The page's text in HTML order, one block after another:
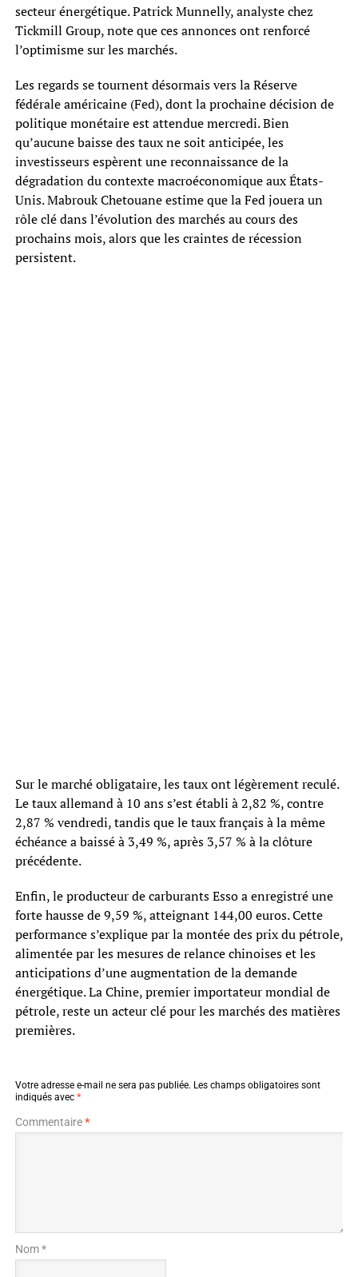
secteur énergétique. Patrick Munnelly, analyste chez
Tickmill Group, note que ces annonces ont renforcé
l’optimisme sur les marchés.
Les regards se tournent désormais vers la Réserve
fédérale américaine (Fed), dont la prochaine décision de
politique monétaire est attendue mercredi. Bien
qu’aucune baisse des taux ne soit anticipée, les
investisseurs espèrent une reconnaissance de la
dégradation du contexte macroéconomique aux États-
Unis. Mabrouk Chetouane estime que la Fed jouera un
rôle clé dans l’évolution des marchés au cours des
prochains mois, alors que les craintes de récession
persistent.
Sur le marché obligataire, les taux ont légèrement reculé.
Le taux allemand à 10 ans s’est établi à 2,82 %, contre
2,87 % vendredi, tandis que le taux français à la même
échéance a baissé à 3,49 %, après 3,57 % à la clôture
précédente.
Enfin, le producteur de carburants Esso a enregistré une
forte hausse de 9,59 %, atteignant 144,00 euros. Cette
performance s’explique par la montée des prix du pétrole,
alimentée par les mesures de relance chinoises et les
anticipations d’une augmentation de la demande
énergétique. La Chine, premier importateur mondial de
pétrole, reste un acteur clé pour les marchés des matières
premières.
Votre adresse e-mail ne sera pas publiée. Les champs obligatoires sont
indiqués avec *
Commentaire*
Nom *